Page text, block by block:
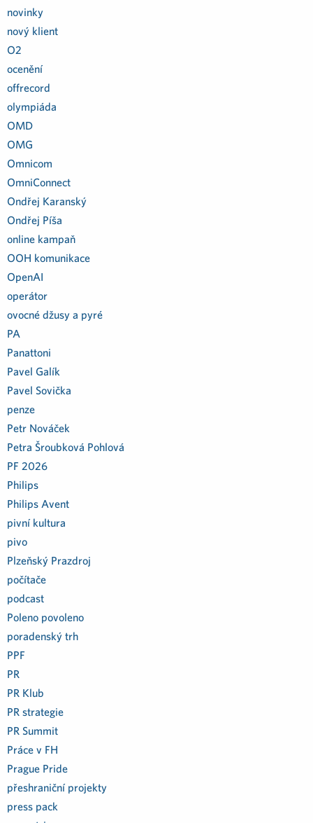
novinky
nový klient
O2
ocenění
offrecord
olympiáda
OMD
OMG
Omnicom
OmniConnect
Ondřej Karanský
Ondřej Píša
online kampaň
OOH komunikace
OpenAI
operátor
ovocné džusy a pyré
PA
Panattoni
Pavel Galík
Pavel Sovička
penze
Petr Nováček
Petra Šroubková Pohlová
PF 2026
Philips
Philips Avent
pivní kultura
pivo
Plzeňský Prazdroj
počítače
podcast
Poleno povoleno
poradenský trh
PPF
PR
PR Klub
PR strategie
PR Summit
Práce v FH
Prague Pride
přeshraniční projekty
press pack